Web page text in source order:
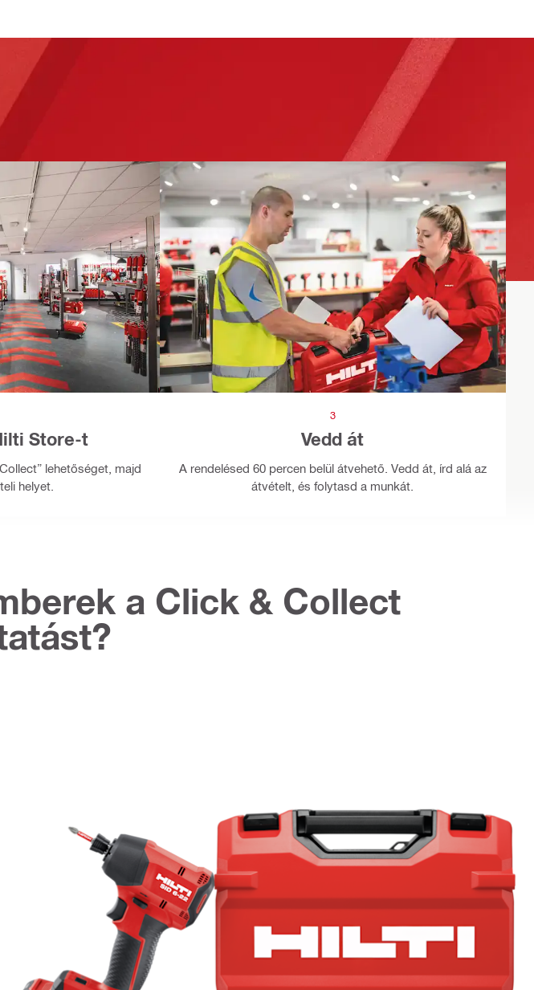
Store-t
lehetőséget, majd
helyet.
3
Vedd át
A rendelésed 60 percen belül átvehető. Vedd át, írd alá az
átvételt, és folytasd a munkát.
a Click & Collect